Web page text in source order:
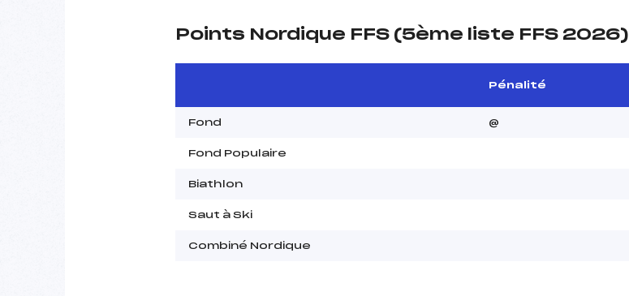
Points Nordique FFS (5ème liste FFS 2026)
Pénalité
Fond @
Fond Populaire
Biathlon
Saut à Ski
Combiné Nordique